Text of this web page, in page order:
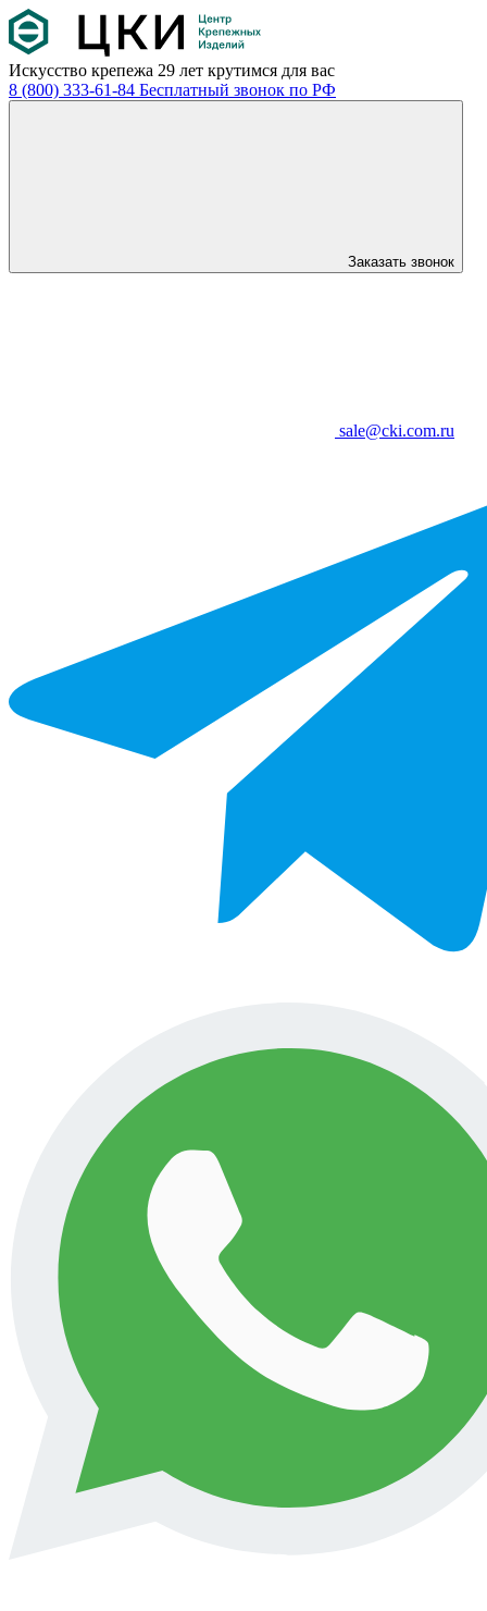
Искусство крепежа 29 лет крутимся для вас
8 (800) 333-61-84 Бесплатный звонок по РФ
Заказать звонок
sale@cki.com.ru